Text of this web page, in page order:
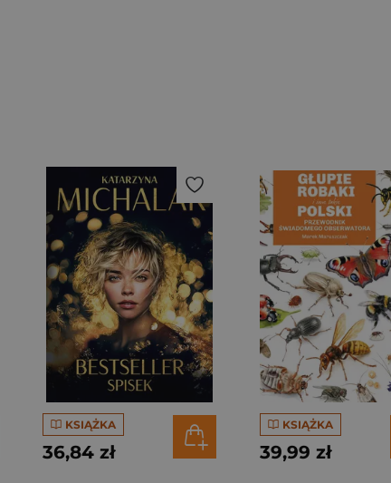
KSIĄŻKA
36,84 zł
KSIĄŻKA
39,99 zł